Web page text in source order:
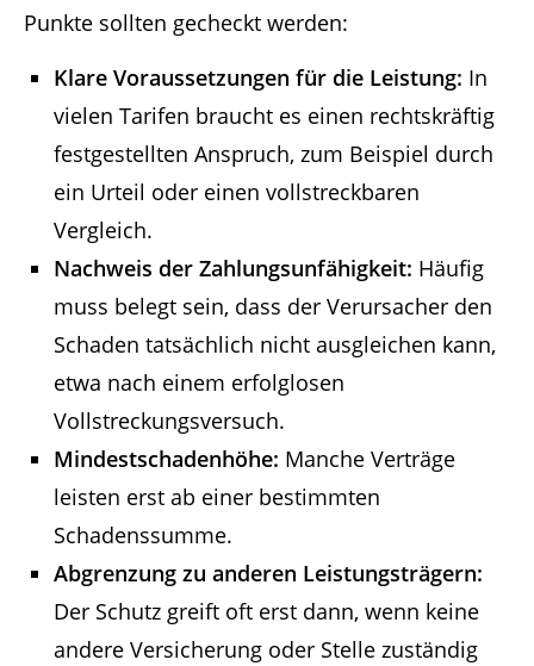
Punkte sollten gecheckt werden:
Klare Voraussetzungen für die Leistung: In
vielen Tarifen braucht es einen rechtskräftig
festgestellten Anspruch, zum Beispiel durch
ein Urteil oder einen vollstreckbaren
Vergleich.
Nachweis der Zahlungsunfähigkeit: Häufig
muss belegt sein, dass der Verursacher den
Schaden tatsächlich nicht ausgleichen kann,
etwa nach einem erfolglosen
Vollstreckungsversuch.
Mindestschadenhöhe: Manche Verträge
leisten erst ab einer bestimmten
Schadenssumme.
Abgrenzung zu anderen Leistungsträgern:
Der Schutz greift oft erst dann, wenn keine
andere Versicherung oder Stelle zuständig